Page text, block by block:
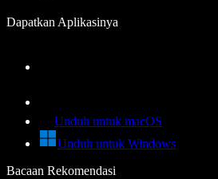
Dapatkan Aplikasinya
Unduh untuk macOS
Unduh untuk Windows
Bacaan Rekomendasi